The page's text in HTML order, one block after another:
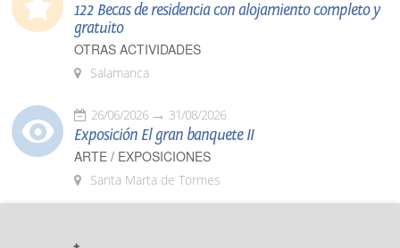
122 Becas de residencia con alojamiento completo y
gratuito
OTRAS ACTIVIDADES
Salamanca
26/06/2026 31/08/2026
Exposición El gran banquete II
ARTE / EXPOSICIONES
Santa Marta de Tormes